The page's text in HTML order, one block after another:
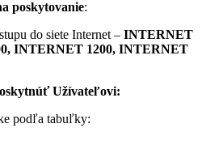
poskytovanie:
do siete Internet – INTERNET
INTERNET 1200, INTERNET
Užívateľovi:
podľa tabuľky: